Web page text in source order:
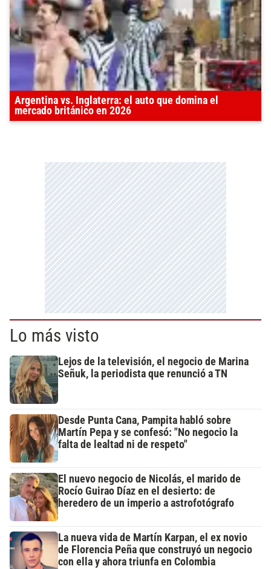
Argentina vs. Inglaterra: el auto que domina el
mercado británico en 2026
Lo más visto
Lejos de la televisión, el negocio de Marina
Señuk, la periodista que renunció a TN
Desde Punta Cana, Pampita habló sobre
Martín Pepa y se confesó: "No negocio la
falta de lealtad ni de respeto"
El nuevo negocio de Nicolás, el marido de
Rocío Guirao Díaz en el desierto: de
heredero de un imperio a astrofotógrafo
La nueva vida de Martín Karpan, el ex novio
de Florencia Peña que construyó un negocio
con ella y ahora triunfa en Colombia